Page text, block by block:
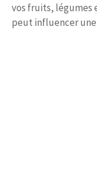
vos fruits, légumes
peut influencer une